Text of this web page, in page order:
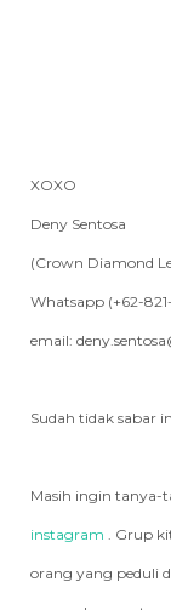
XOXO
Deny Sentosa
(Crown Diamond
Whatsapp (+62-
email:
Sudah tidak sabar
Masih ingin tanya-
instagram . Grup
orang yang peduli